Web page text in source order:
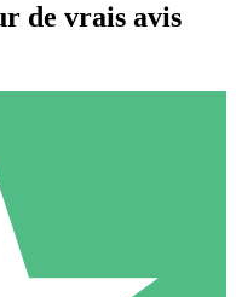
téléchargement. Sans
de vrais avis